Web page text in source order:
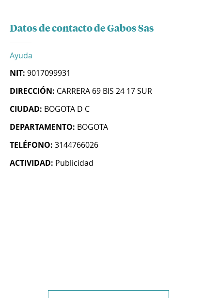
Datos de contacto de Gabos Sas
Ayuda
NIT: 9017099931
DIRECCIÓN: CARRERA 69 BIS 24 17 SUR
CIUDAD: BOGOTA D C
DEPARTAMENTO: BOGOTA
TELÉFONO: 3144766026
ACTIVIDAD: Publicidad